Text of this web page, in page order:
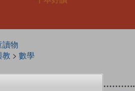
讀物
教 > 數學